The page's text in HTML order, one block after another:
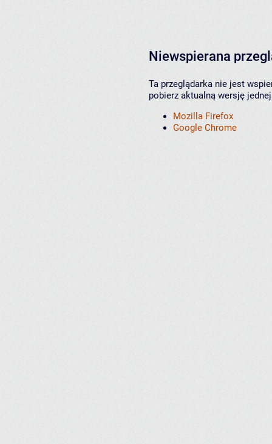
Niewspierana
Ta przeglądarka nie jest
pobierz aktualną wersję
Mozilla Firefox
Google Chrome